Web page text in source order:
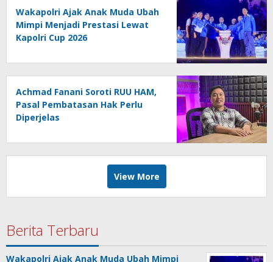
Wakapolri Ajak Anak Muda Ubah
Mimpi Menjadi Prestasi Lewat
Kapolri Cup 2026
Achmad Fanani Soroti RUU HAM,
Pasal Pembatasan Hak Perlu
Diperjelas
View More
Berita Terbaru
Wakapolri Ajak Anak Muda Ubah Mimpi